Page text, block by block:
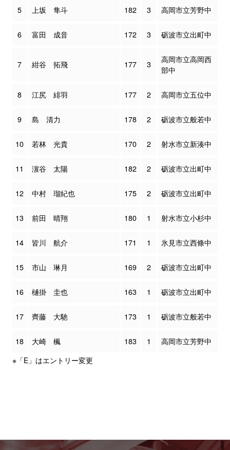
5 上坂 隼斗 182 3 高岡市立芳野中
6 富田 成音 172 3 砺波市立出町中
7 紺谷 拓飛 177 3
高岡市立高岡西
部中
8 江尻 緋羽 177 2 高岡市立五位中
9 島 清力 178 2 砺波市立般若中
10 若林 光貴 170 2 射水市立新湊中
11 濵谷 太陽 182 2 砺波市立出町中
12 中村 瑠紀也 175 2 砺波市立出町中
13 前田 晴翔 180 1 射水市立小杉中
14 皆川 航介 171 1 氷見市立西條中
15 市山 琳月 169 2 砺波市立出町中
16 樋掛 圭也 163 1 砺波市立出町中
17 齊藤 大馳 173 1 砺波市立般若中
18 大崎 楓 183 1
高岡市立芳野中
※「E」はエントリー変更